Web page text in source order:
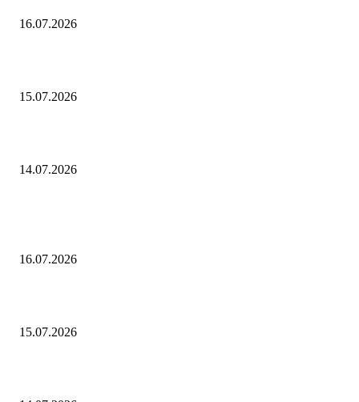
16.07.2026
15.07.2026
14.07.2026
16.07.2026
15.07.2026